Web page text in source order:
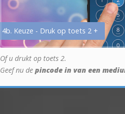
4b. Keuze - Druk op toets 2 +
Of u drukt op toets 2.
Geef nu de pincode in van een